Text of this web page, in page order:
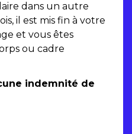
dans un autre
il est mis fin à votre
et vous êtes
ou cadre
indemnité de